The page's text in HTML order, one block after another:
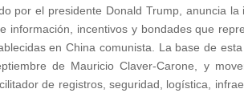
por el presidente Donald Trump, anuncia
información, incentivos y bondades que
en China comunista. La base de
de Mauricio Claver-Carone, y
de registros, seguridad, logística,